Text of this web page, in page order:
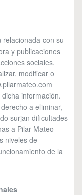
con su
y publicaciones
sociales.
modificar o
información.
a eliminar,
surjan dificultades
a Pilar Mateo
niveles de
de la